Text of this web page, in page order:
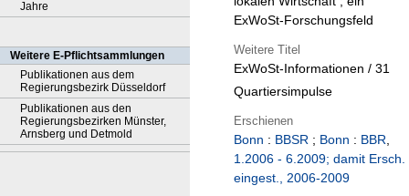
Jahre
Weitere E-Pflichtsammlungen
Publikationen aus dem
Regierungsbezirk Düsseldorf
Publikationen aus den
Regierungsbezirken Münster,
Arnsberg und Detmold
ExWoSt-Forschungsfeld
Weitere Titel
ExWoSt-Informationen / 31
Quartiersimpulse
Erschienen
Bonn : BBSR ; Bonn : BBR,
1.2006 - 6.2009; damit Ersch.
eingest., 2006-2009